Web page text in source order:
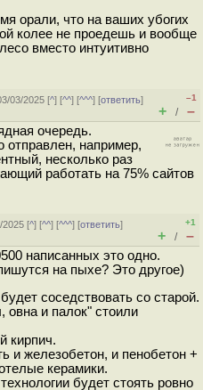
орали, что на ваших убогих
колее не проедешь и вообще
вместо интуитивно
03/2025 [^] [^^] [^^^] [ответить]
–1
+ / –
очередь.
например,
несколько раз
работать на 75% сайтов
2025 [^] [^^] [^^^] [ответить]
+1
+ / –
написанных это одно.
на пыхе? Это другое)
соседствовать со старой.
овна и палок" стоили
кирпич.
и железобетон, и пенобетон +
керамики.
будет стоять ровно